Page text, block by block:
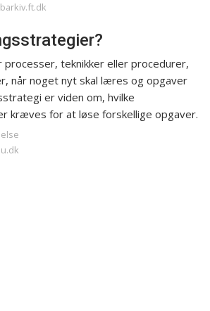
teknikker eller procedurer,
når noget nyt skal læres og opgaver
er viden om, hvilke
kræves for at løse forskellige opgaver.